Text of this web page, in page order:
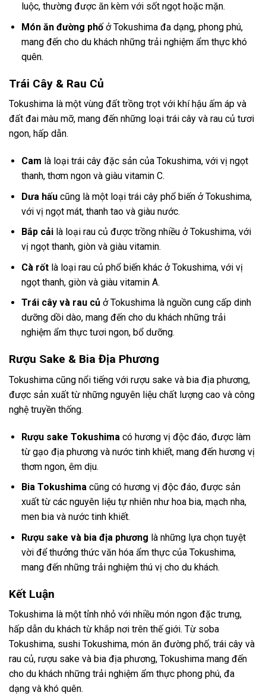
luộc, thường được ăn kèm với sốt ngọt hoặc mặn.
Món ăn đường phốở Tokushima đa dạng, phong phú,
mang đến cho du khách những trải nghiệm ẩm thực khó
quên.
Trái Cây & Rau Củ
Tokushima là một vùng đất trồng trọt với khí hậu ấm áp và
đất đai màu mỡ, mang đến những loại trái cây và rau củ tươi
ngon, hấp dẫn.
Cam là loại trái cây đặc sản của Tokushima, với vị ngọt
thanh, thơm ngon và giàu vitamin C.
Dưa hấucũng là một loại trái cây phổ biến ở Tokushima,
với vị ngọt mát, thanh tao và giàu nước.
Bắp cảilà loại rau củ được trồng nhiều ở Tokushima, với
vị ngọt thanh, giòn và giàu vitamin.
Cà rốtlà loại rau củ phổ biến khác ở Tokushima, với vị
ngọt thanh, giòn và giàu vitamin A.
Trái cây và rau củở Tokushima là nguồn cung cấp dinh
dưỡng dồi dào, mang đến cho du khách những trải
nghiệm ẩm thực tươi ngon, bổ dưỡng.
Rượu Sake & Bia Địa Phương
Tokushima cũng nổi tiếng với rượu sake và bia địa phương,
được sản xuất từ những nguyên liệu chất lượng cao và công
nghệ truyền thống.
Rượu sake Tokushima có hương vị độc đáo, được làm
từ gạo địa phương và nước tinh khiết, mang đến hương vị
thơm ngon, êm dịu.
Bia Tokushimacũng có hương vị độc đáo, được sản
xuất từ các nguyên liệu tự nhiên như hoa bia, mạch nha,
men bia và nước tinh khiết.
Rượu sake và bia địa phương là những lựa chọn tuyệt
vời để thưởng thức văn hóa ẩm thực của Tokushima,
mang đến những trải nghiệm thú vị cho du khách.
Kết Luận
Tokushima là một tỉnh nhỏ với nhiều món ngon đặc trưng,
hấp dẫn du khách từ khắp nơi trên thế giới. Từ soba
Tokushima, sushi Tokushima, món ăn đường phố, trái cây và
rau củ, rượu sake và bia địa phương, Tokushima mang đến
cho du khách những trải nghiệm ẩm thực phong phú, đa
dạng và khó quên.